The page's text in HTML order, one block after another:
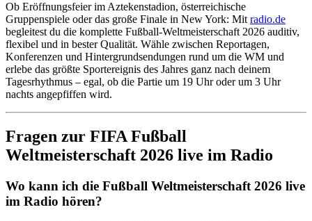
Ob Eröffnungsfeier im Aztekenstadion, österreichische
Gruppenspiele oder das große Finale in New York: Mit radio.de
begleitest du die komplette Fußball-Weltmeisterschaft 2026 auditiv,
flexibel und in bester Qualität. Wähle zwischen Reportagen,
Konferenzen und Hintergrundsendungen rund um die WM und
erlebe das größte Sportereignis des Jahres ganz nach deinem
Tagesrhythmus – egal, ob die Partie um 19 Uhr oder um 3 Uhr
nachts angepfiffen wird.
Fragen zur FIFA Fußball
Weltmeisterschaft 2026 live im Radio
Wo kann ich die Fußball Weltmeisterschaft 2026 live
im Radio hören?